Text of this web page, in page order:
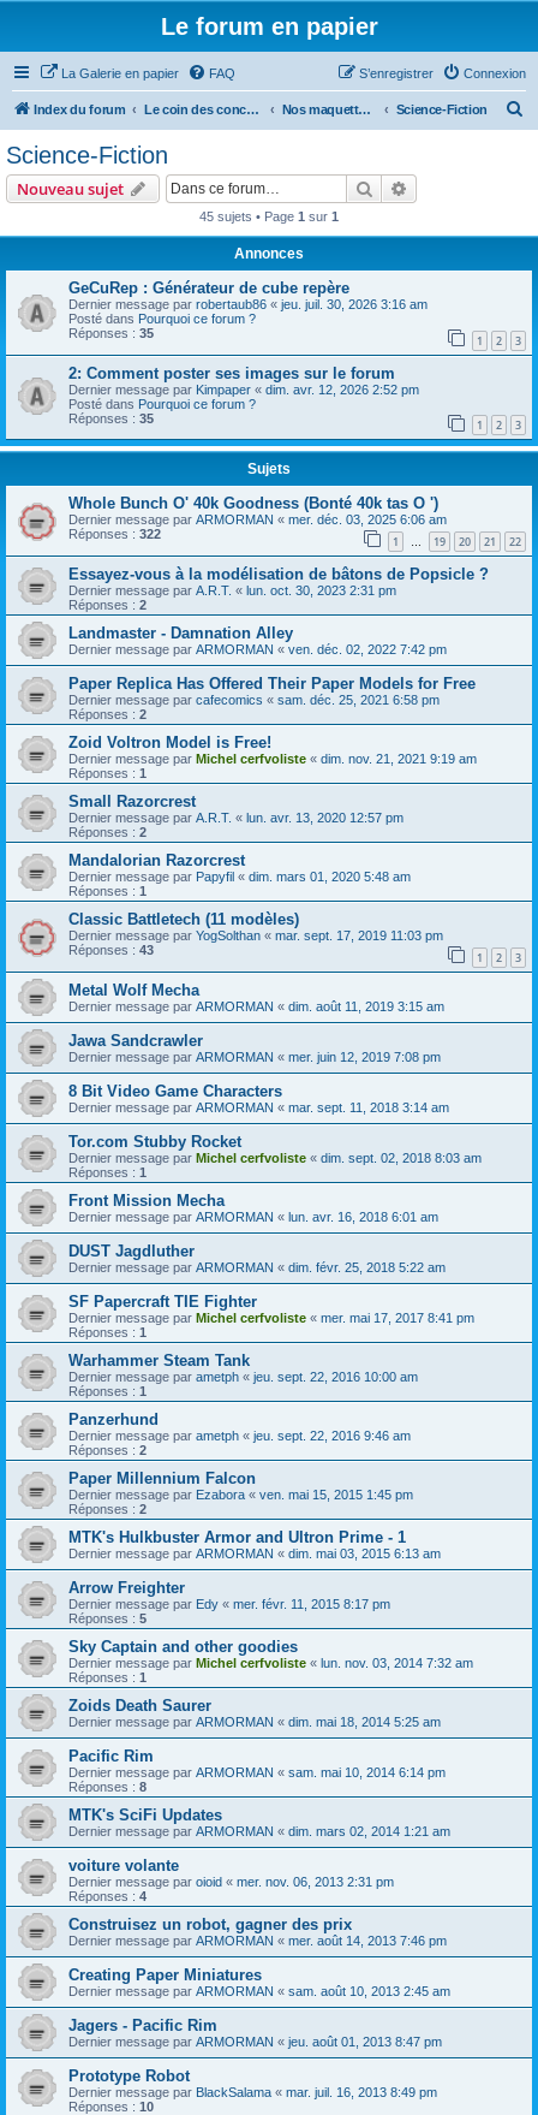
Le forum en papier
La Galerie en papier FAQ Connexion
S’enregistrer
Index du forum Le coin des concepteurs Nos maquettes à télécharger Science-Fiction
Science-Fiction
Nouveau sujet Rechercher
45 sujets • Page 1 sur 1
Annonces
GeCuRep : Générateur de cube repère
Dernier message par robertaub86 « jeu. juil. 30, 2026 3:16 am
Posté dans Pourquoi ce forum ?
Réponses : 35 1 2 3
2: Comment poster ses images sur le forum
Dernier message par Kimpaper « dim. avr. 12, 2026 2:52 pm
Posté dans Pourquoi ce forum ?
Réponses : 35 1 2 3
Sujets
Whole Bunch O' 40k Goodness (Bonté 40k tas O ')
Dernier message par ARMORMAN « mer. déc. 03, 2025 6:06 am
Réponses : 322 1 … 19 20 21 22
Essayez-vous à la modélisation de bâtons de Popsicle ?
Dernier message par A.R.T. « lun. oct. 30, 2023 2:31 pm
Réponses : 2
Landmaster - Damnation Alley
Dernier message par ARMORMAN « ven. déc. 02, 2022 7:42 pm
Paper Replica Has Offered Their Paper Models for Free
Dernier message par cafecomics « sam. déc. 25, 2021 6:58 pm
Réponses : 2
Zoid Voltron Model is Free!
Dernier message par Michel cerfvoliste « dim. nov. 21, 2021 9:19 am
Réponses : 1
Small Razorcrest
Dernier message par A.R.T. « lun. avr. 13, 2020 12:57 pm
Réponses : 2
Mandalorian Razorcrest
Dernier message par Papyfil « dim. mars 01, 2020 5:48 am
Réponses : 1
Classic Battletech (11 modèles)
Dernier message par YogSolthan « mar. sept. 17, 2019 11:03 pm
Réponses : 43 1 2 3
Metal Wolf Mecha
Dernier message par ARMORMAN « dim. août 11, 2019 3:15 am
Jawa Sandcrawler
Dernier message par ARMORMAN « mer. juin 12, 2019 7:08 pm
8 Bit Video Game Characters
Dernier message par ARMORMAN « mar. sept. 11, 2018 3:14 am
Tor.com Stubby Rocket
Dernier message par Michel cerfvoliste « dim. sept. 02, 2018 8:03 am
Réponses : 1
Front Mission Mecha
Dernier message par ARMORMAN « lun. avr. 16, 2018 6:01 am
DUST Jagdluther
Dernier message par ARMORMAN « dim. févr. 25, 2018 5:22 am
SF Papercraft TIE Fighter
Dernier message par Michel cerfvoliste « mer. mai 17, 2017 8:41 pm
Réponses : 1
Warhammer Steam Tank
Dernier message par ametph « jeu. sept. 22, 2016 10:00 am
Réponses : 1
Panzerhund
Dernier message par ametph « jeu. sept. 22, 2016 9:46 am
Réponses : 2
Paper Millennium Falcon
Dernier message par Ezabora « ven. mai 15, 2015 1:45 pm
Réponses : 2
MTK's Hulkbuster Armor and Ultron Prime - 1
Dernier message par ARMORMAN « dim. mai 03, 2015 6:13 am
Arrow Freighter
Dernier message par Edy « mer. févr. 11, 2015 8:17 pm
Réponses : 5
Sky Captain and other goodies
Dernier message par Michel cerfvoliste « lun. nov. 03, 2014 7:32 am
Réponses : 1
Zoids Death Saurer
Dernier message par ARMORMAN « dim. mai 18, 2014 5:25 am
Pacific Rim
Dernier message par ARMORMAN « sam. mai 10, 2014 6:14 pm
Réponses : 8
MTK's SciFi Updates
Dernier message par ARMORMAN « dim. mars 02, 2014 1:21 am
voiture volante
Dernier message par oioid « mer. nov. 06, 2013 2:31 pm
Réponses : 4
Construisez un robot, gagner des prix
Dernier message par ARMORMAN « mer. août 14, 2013 7:46 pm
Creating Paper Miniatures
Dernier message par ARMORMAN « sam. août 10, 2013 2:45 am
Jagers - Pacific Rim
Dernier message par ARMORMAN « jeu. août 01, 2013 8:47 pm
Prototype Robot
Dernier message par BlackSalama « mar. juil. 16, 2013 8:49 pm
Réponses : 10